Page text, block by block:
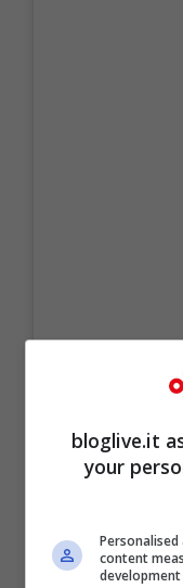
bloglive.it
your
content
development